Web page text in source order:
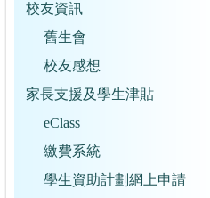
校友資訊
舊生會
校友感想
家長支援及學生津貼
eClass
繳費系統
學生資助計劃網上申請